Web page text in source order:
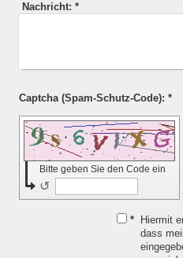
Nachricht: *
Captcha (Spam-Schutz-Code): *
Bitte geben Sie den Code ein
↺
*
Hiermit
dass